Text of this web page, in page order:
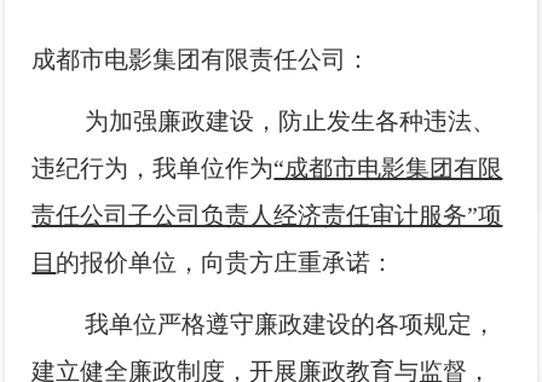
成都市电影集团有限责任公司：
为加强廉政建设，防止发生各种违法、
违纪行为，我单位作为“成都市电影集团有限
责任公司子公司负责人经济责任审计服务”项
目 的报价单位，向贵方庄重承诺：
我单位严格遵守廉政建设的各项规定，
建立健全廉政制度，开展廉政教育与监督，